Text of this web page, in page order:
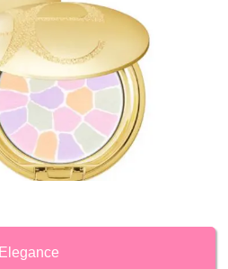
Elegance